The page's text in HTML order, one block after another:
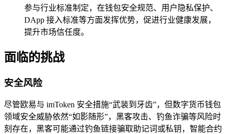
参与行业标准制定，在钱包安全规范、用户隐私保护、
DApp 接入标准等方面发挥优势，促进行业健康发展，
提升市场信任度。
面临的挑战
安全风险
尽管欧易与 imToken 安全措施“武装到牙齿”，但数字货币钱包
领域安全威胁依然“如影随形”，黑客攻击、钓鱼诈骗等风险时
刻存在，黑客可能通过钓鱼链接骗取助记词或私钥，智能合约